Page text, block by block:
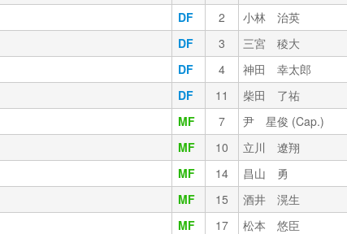
DF 2
小林 治英
DF 3
三宮 稜大
DF 4
神田 幸太郎
DF 11
柴田 了祐
MF 7
尹 星俊 (Cap.)
MF 10
立川 遼翔
MF 14
昌山 勇
MF 15
酒井 滉生
MF 17
松本 悠臣